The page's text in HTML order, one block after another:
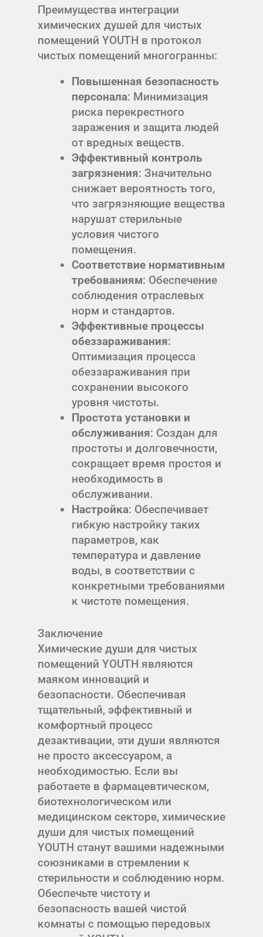
Преимущества интеграции
химических душей для чистых
помещений YOUTH в протокол
чистых помещений многогранны:
Повышенная безопасность
персонала: Минимизация
риска перекрестного
заражения и защита людей
от вредных веществ.
Эффективный контроль
загрязнения: Значительно
снижает вероятность того,
что загрязняющие вещества
нарушат стерильные
условия чистого
помещения.
Соответствие нормативным
требованиям: Обеспечение
соблюдения отраслевых
норм и стандартов.
Эффективные процессы
обеззараживания:
Оптимизация процесса
обеззараживания при
сохранении высокого
уровня чистоты.
Простота установки и
обслуживания: Создан для
простоты и долговечности,
сокращает время простоя и
необходимость в
обслуживании.
Настройка: Обеспечивает
гибкую настройку таких
параметров, как
температура и давление
воды, в соответствии с
конкретными требованиями
к чистоте помещения.
Заключение
Химические души для чистых
помещений YOUTH являются
маяком инноваций и
безопасности. Обеспечивая
тщательный, эффективный и
комфортный процесс
дезактивации, эти души являются
не просто аксессуаром, а
необходимостью. Если вы
работаете в фармацевтическом,
биотехнологическом или
медицинском секторе, химические
души для чистых помещений
YOUTH станут вашими надежными
союзниками в стремлении к
стерильности и соблюдению норм.
Обеспечьте чистоту и
безопасность вашей чистой
комнаты с помощью передовых